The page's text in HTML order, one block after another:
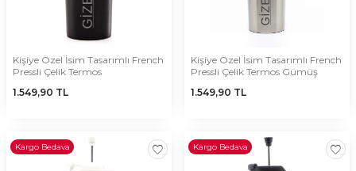
Kişiye Özel İsim Tasarımlı French
Pressli Çelik Termos
1.549,90 TL
Kişiye Özel İsim Tasarımlı French
Pressli Çelik Termos Gümüş
1.549,90 TL
Kargo Bedava Kargo Bedava